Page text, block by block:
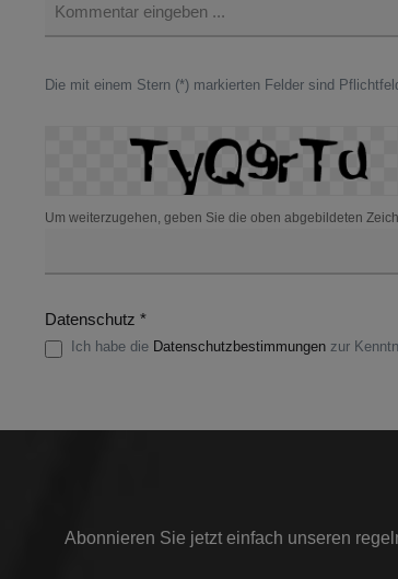
Die mit einem Stern (*) markierten Felder sind
Um weiterzugehen, geben Sie die oben abgebildeten
Datenschutz *
Ich habe die Datenschutzbestimmungen zur
Abonnieren Sie jetzt einfach unseren